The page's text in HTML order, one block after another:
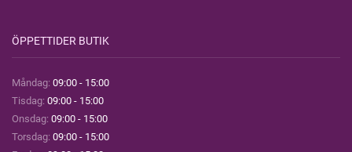
ÖPPETTIDER BUTIK
Måndag: 09:00 - 15:00
Tisdag: 09:00 - 15:00
Onsdag: 09:00 - 15:00
Torsdag: 09:00 - 15:00